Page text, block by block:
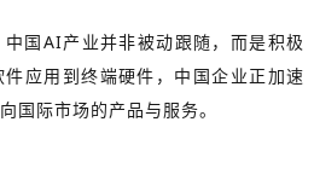
国AI产业并非被动跟随，而是积极
应用到终端硬件，中国企业正加速
国际市场的产品与服务。